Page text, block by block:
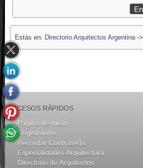
Estás en: Directorio Arquitectos Argentina->
ACCESOS RÁPIDOS
Página de Inicio
Registrarme
Recordar Contraseña
Especialidades Arquitectura
Directorio de Arquitectos